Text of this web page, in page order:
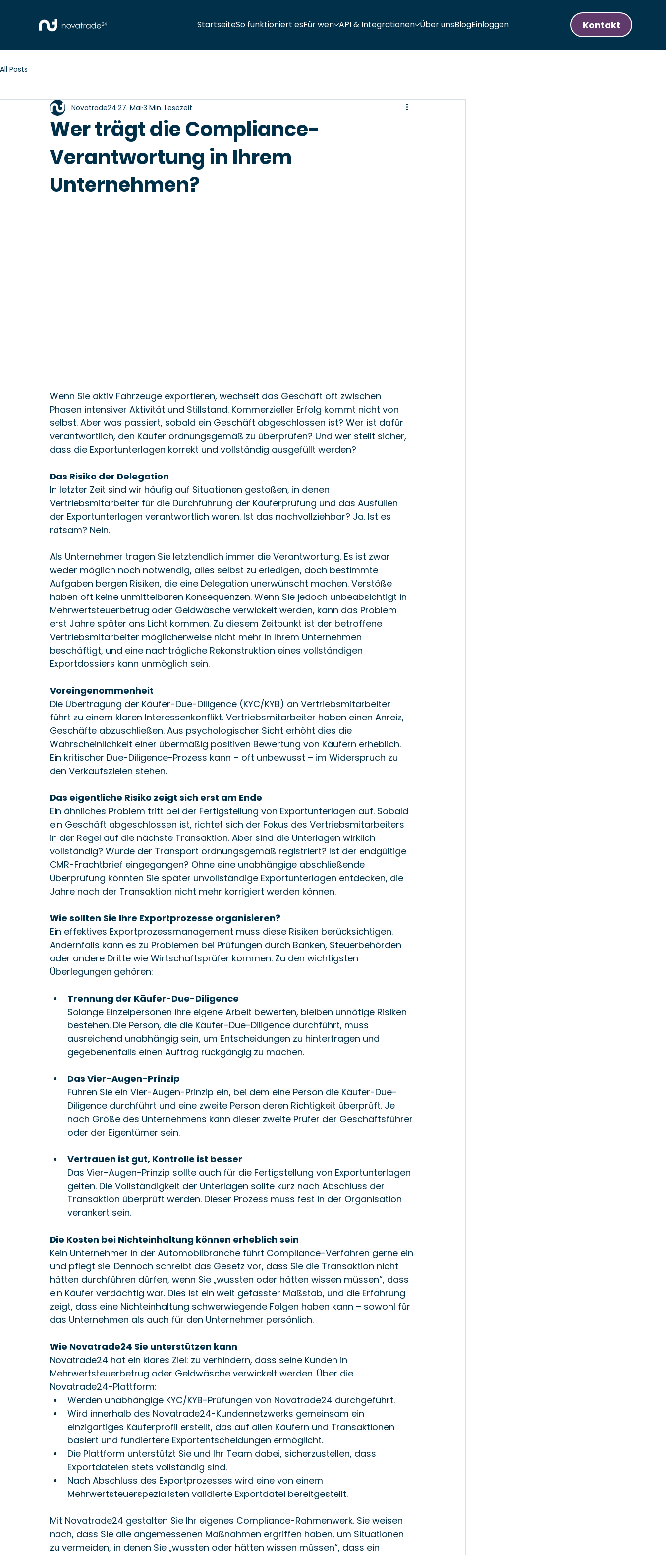
StartseiteSo funktioniert esFür wen API & Integrationen Über unsBlogEinloggen Kontakt
All Posts
Wer trägt die Compliance-
Verantwortung in Ihrem
Unternehmen?
Novatrade24 27. Mai 3 Min. Lesezeit
Wenn Sie aktiv Fahrzeuge exportieren, wechselt das Geschäft oft zwischen
Phasen intensiver Aktivität und Stillstand. Kommerzieller Erfolg kommt nicht von
selbst. Aber was passiert, sobald ein Geschäft abgeschlossen ist? Wer ist dafür
verantwortlich, den Käufer ordnungsgemäß zu überprüfen? Und wer stellt sicher,
dass die Exportunterlagen korrekt und vollständig ausgefüllt werden?
Das Risiko der Delegation
In letzter Zeit sind wir häufig auf Situationen gestoßen, in denen
Vertriebsmitarbeiter für die Durchführung der Käuferprüfung und das Ausfüllen
der Exportunterlagen verantwortlich waren. Ist das nachvollziehbar? Ja. Ist es
ratsam? Nein.
Als Unternehmer tragen Sie letztendlich immer die Verantwortung. Es ist zwar
weder möglich noch notwendig, alles selbst zu erledigen, doch bestimmte
Aufgaben bergen Risiken, die eine Delegation unerwünscht machen. Verstöße
haben oft keine unmittelbaren Konsequenzen. Wenn Sie jedoch unbeabsichtigt in
Mehrwertsteuerbetrug oder Geldwäsche verwickelt werden, kann das Problem
erst Jahre später ans Licht kommen. Zu diesem Zeitpunkt ist der betroffene
Vertriebsmitarbeiter möglicherweise nicht mehr in Ihrem Unternehmen
beschäftigt, und eine nachträgliche Rekonstruktion eines vollständigen
Exportdossiers kann unmöglich sein.
Voreingenommenheit
Die Übertragung der Käufer-Due-Diligence (KYC/KYB) an Vertriebsmitarbeiter
führt zu einem klaren Interessenkonflikt. Vertriebsmitarbeiter haben einen Anreiz,
Geschäfte abzuschließen. Aus psychologischer Sicht erhöht dies die
Wahrscheinlichkeit einer übermäßig positiven Bewertung von Käufern erheblich.
Ein kritischer Due-Diligence-Prozess kann – oft unbewusst – im Widerspruch zu
den Verkaufszielen stehen.
Das eigentliche Risiko zeigt sich erst am Ende
Ein ähnliches Problem tritt bei der Fertigstellung von Exportunterlagen auf. Sobald
ein Geschäft abgeschlossen ist, richtet sich der Fokus des Vertriebsmitarbeiters
in der Regel auf die nächste Transaktion. Aber sind die Unterlagen wirklich
vollständig? Wurde der Transport ordnungsgemäß registriert? Ist der endgültige
CMR-Frachtbrief eingegangen? Ohne eine unabhängige abschließende
Überprüfung könnten Sie später unvollständige Exportunterlagen entdecken, die
Jahre nach der Transaktion nicht mehr korrigiert werden können.
Wie sollten Sie Ihre Exportprozesse organisieren?
Ein effektives Exportprozessmanagement muss diese Risiken berücksichtigen.
Andernfalls kann es zu Problemen bei Prüfungen durch Banken, Steuerbehörden
oder andere Dritte wie Wirtschaftsprüfer kommen. Zu den wichtigsten
Überlegungen gehören:
Trennung der Käufer-Due-Diligence
Solange Einzelpersonen ihre eigene Arbeit bewerten, bleiben unnötige Risiken
bestehen. Die Person, die die Käufer-Due-Diligence durchführt, muss
ausreichend unabhängig sein, um Entscheidungen zu hinterfragen und
gegebenenfalls einen Auftrag rückgängig zu machen.
Das Vier-Augen-Prinzip
Führen Sie ein Vier-Augen-Prinzip ein, bei dem eine Person die Käufer-Due-
Diligence durchführt und eine zweite Person deren Richtigkeit überprüft. Je
nach Größe des Unternehmens kann dieser zweite Prüfer der Geschäftsführer
oder der Eigentümer sein.
Vertrauen ist gut, Kontrolle ist besser
Das Vier-Augen-Prinzip sollte auch für die Fertigstellung von Exportunterlagen
gelten. Die Vollständigkeit der Unterlagen sollte kurz nach Abschluss der
Transaktion überprüft werden. Dieser Prozess muss fest in der Organisation
verankert sein.
Die Kosten bei Nichteinhaltung können erheblich sein
Kein Unternehmer in der Automobilbranche führt Compliance-Verfahren gerne ein
und pflegt sie. Dennoch schreibt das Gesetz vor, dass Sie die Transaktion nicht
hätten durchführen dürfen, wenn Sie „wussten oder hätten wissen müssen“, dass
ein Käufer verdächtig war. Dies ist ein weit gefasster Maßstab, und die Erfahrung
zeigt, dass eine Nichteinhaltung schwerwiegende Folgen haben kann – sowohl für
das Unternehmen als auch für den Unternehmer persönlich.
Wie Novatrade24 Sie unterstützen kann
Novatrade24 hat ein klares Ziel: zu verhindern, dass seine Kunden in
Mehrwertsteuerbetrug oder Geldwäsche verwickelt werden. Über die
Novatrade24-Plattform:
Werden unabhängige KYC/KYB-Prüfungen von Novatrade24 durchgeführt.
Wird innerhalb des Novatrade24-Kundennetzwerks gemeinsam ein
einzigartiges Käuferprofil erstellt, das auf allen Käufern und Transaktionen
basiert und fundiertere Exportentscheidungen ermöglicht.
Die Plattform unterstützt Sie und Ihr Team dabei, sicherzustellen, dass
Exportdateien stets vollständig sind.
Nach Abschluss des Exportprozesses wird eine von einem
Mehrwertsteuerspezialisten validierte Exportdatei bereitgestellt.
Mit Novatrade24 gestalten Sie Ihr eigenes Compliance-Rahmenwerk. Sie weisen
nach, dass Sie alle angemessenen Maßnahmen ergriffen haben, um Situationen
zu vermeiden, in denen Sie „wussten oder hätten wissen müssen“, dass ein